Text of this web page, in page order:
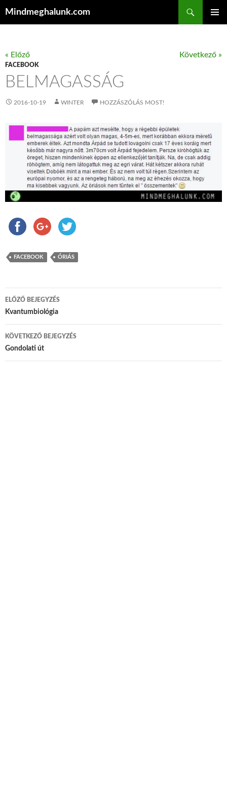
Mindmeghalunk.com
« Előző Következő »
FACEBOOK
BELMAGASSÁG
2016-10-19 WINTER HOZZÁSZÓLÁS MOST!
FACEBOOK ÓRIÁS
Bejegyzés navigáció
ELŐZŐ BEJEGYZÉS
Kvantumbiológia
KÖVETKEZŐ BEJEGYZÉS
Gondolati út